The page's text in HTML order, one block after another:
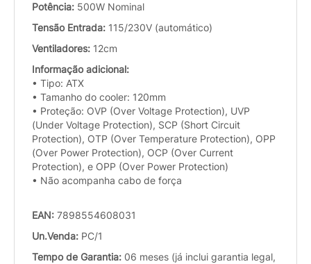
Potência: 500W Nominal
Tensão Entrada: 115/230V (automático)
Ventiladores: 12cm
Informação adicional:
• Tipo: ATX
• Tamanho do cooler: 120mm
• Proteção: OVP (Over Voltage Protection), UVP
(Under Voltage Protection), SCP (Short Circuit
Protection), OTP (Over Temperature Protection), OPP
(Over Power Protection), OCP (Over Current
Protection), e OPP (Over Power Protection)
• Não acompanha cabo de força
EAN: 7898554608031
Un.Venda: PC/1
Tempo de Garantia: 06 meses (já inclui garantia legal,